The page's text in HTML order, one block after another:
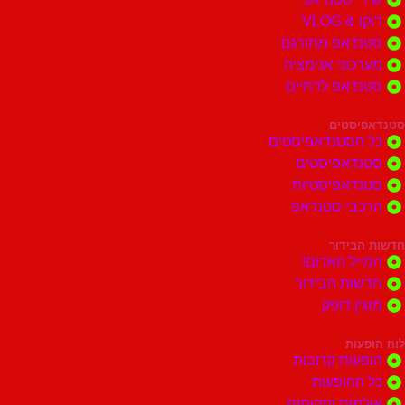
דוקו & VLOG
סטנדאפ מתורגם
מערכוני אנימציה
סטנדאפ לדתיים
סטנדאפיסטים
כל הסטנדאפיסטים
סטנדאפיסטים
סטנדאפיסטיות
הרכבי סטנדאפ
חדשות הבידור
המייל האדום!
חדשות הבידור
מזגין דופק
לוח הופעות
הופעות קרובות
כל ההופעות